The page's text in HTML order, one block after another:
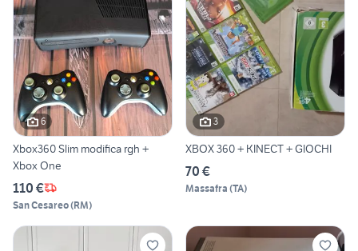
6
Xbox360 Slim modifica rgh +
Xbox One
110 €
San Cesareo(RM)
3
XBOX 360 + KINECT + GIOCHI
70 €
Massafra (TA)